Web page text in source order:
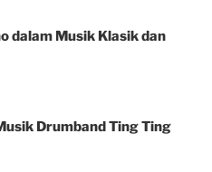
dalam Musik Klasik dan
Drumband Ting Ting